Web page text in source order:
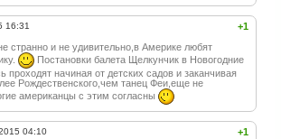
+1
16:31
странно и не удивительно,в Америке любят
Постановки балета Щелкунчик в Новогодние
проходят начиная от детских садов и заканчивая
Рождественского,чем танец Феи,еще не
американцы с этим согласны
+1
04:10